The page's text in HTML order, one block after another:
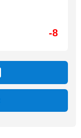
-8